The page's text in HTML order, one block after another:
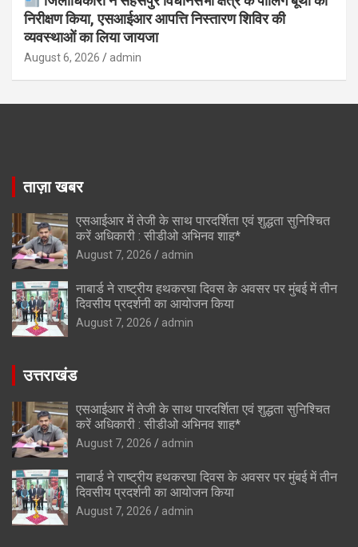
निरीक्षण किया, एसआईआर आपत्ति निस्तारण शिविर की
व्यवस्थाओं का लिया जायजा
August 6, 2026 admin
ताज़ा खबर
एसआईआर में तेजी के साथ पारदर्शिता एवं शुद्धता सुनिश्चित
करें अधिकारी : सीडीओ अभिनव शाह*
August 7, 2026 admin
नाबार्ड ने राष्ट्रीय हथकरघा दिवस के अवसर पर मुंबई में तीन
दिवसीय प्रदर्शनी का आयोजन किया
August 7, 2026 admin
उत्तराखंड
एसआईआर में तेजी के साथ पारदर्शिता एवं शुद्धता सुनिश्चित
करें अधिकारी : सीडीओ अभिनव शाह*
August 7, 2026 admin
नाबार्ड ने राष्ट्रीय हथकरघा दिवस के अवसर पर मुंबई में तीन
दिवसीय प्रदर्शनी का आयोजन किया
August 7, 2026 admin